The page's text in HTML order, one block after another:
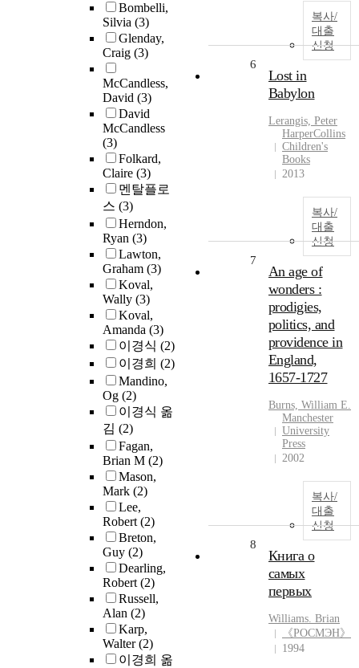
Bombelli,
Silvia (3)
Glenday,
Craig (3)
McCandless,
David (3)
David
McCandless
(3)
Folkard,
Claire (3)
멘탈플로
스 (3)
Herndon,
Ryan (3)
Lawton,
Graham (3)
Koval,
Wally (3)
Koval,
Amanda (3)
이경식 (2)
이경희 (2)
Mandino,
Og (2)
이경식 옮
김 (2)
Fagan,
Brian M (2)
Mason,
Mark (2)
Lee,
Robert(2)
Breton,
Guy (2)
Dearling,
Robert(2)
Russell,
Alan (2)
Karp,
Walter(2)
이경희 옮
복사/
대출
신청
6
Lost in
Babylon
Lerangis, Peter
HarperCollins
Children's
Books
2013
복사/
대출
신청
7
An age of
wonders :
prodigies,
politics, and
providence in
England,
1657-1727
Burns, William E.
Manchester
University
Press
2002
복사/
대출
신청
8
Книга о
самых
первых
Williams. Brian
《РОСМЭН》
1994